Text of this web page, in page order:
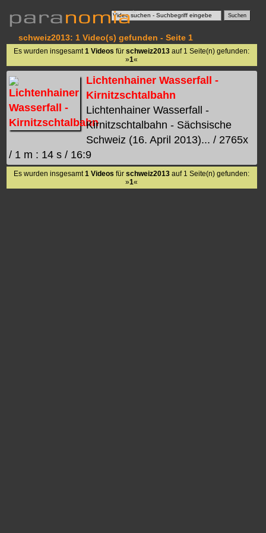
schweiz2013: 1 Video(s) gefunden - Seite 1
Es wurden insgesamt1 Videos fürschweiz2013 auf 1 Seite(n) gefunden:
»1«
Lichtenhainer Wasserfall -
Kirnitzschtalbahn
Lichtenhainer Wasserfall -
Kirnitzschtalbahn - Sächsische
Schweiz (16. April 2013)... / 2765x
/ 1 m : 14 s / 16:9
Es wurden insgesamt1 Videos fürschweiz2013 auf 1 Seite(n) gefunden:
»1«